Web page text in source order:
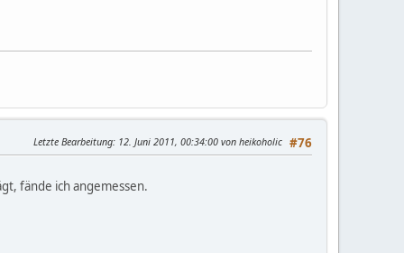
#76
Letzte Bearbeitung: 12. Juni 2011, 00:34:00 von heikoholic
fände ich angemessen.